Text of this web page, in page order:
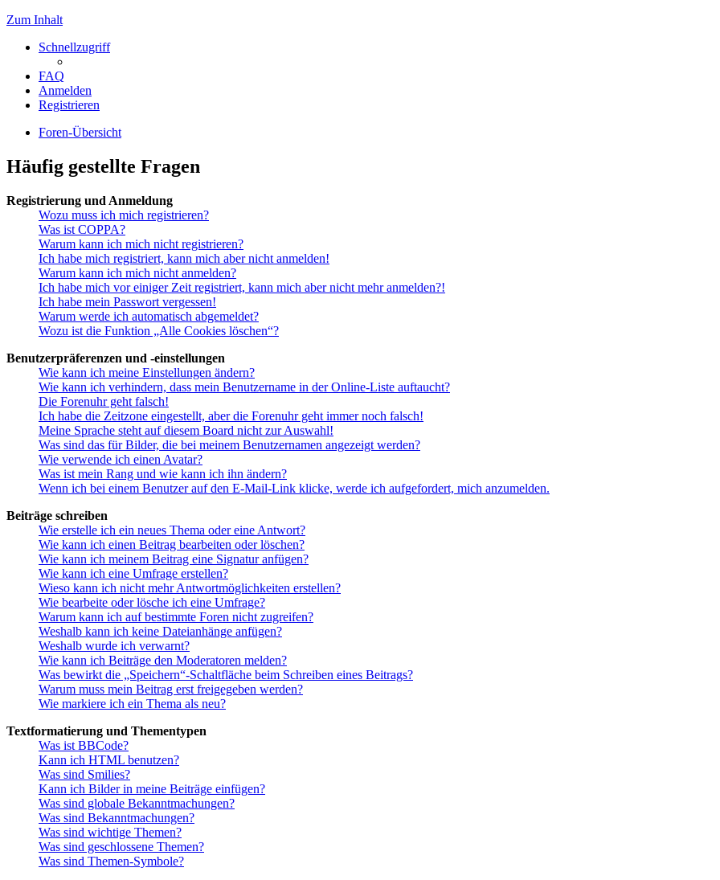
Zum Inhalt
Schnellzugriff
FAQ
Anmelden
Registrieren
Foren-Übersicht
Häufig gestellte Fragen
Registrierung und Anmeldung
Wozu muss ich mich registrieren?
Was ist COPPA?
Warum kann ich mich nicht registrieren?
Ich habe mich registriert, kann mich aber nicht anmelden!
Warum kann ich mich nicht anmelden?
Ich habe mich vor einiger Zeit registriert, kann mich aber nicht mehr anmelden?!
Ich habe mein Passwort vergessen!
Warum werde ich automatisch abgemeldet?
Wozu ist die Funktion „Alle Cookies löschen“?
Benutzerpräferenzen und -einstellungen
Wie kann ich meine Einstellungen ändern?
Wie kann ich verhindern, dass mein Benutzername in der Online-Liste auftaucht?
Die Forenuhr geht falsch!
Ich habe die Zeitzone eingestellt, aber die Forenuhr geht immer noch falsch!
Meine Sprache steht auf diesem Board nicht zur Auswahl!
Was sind das für Bilder, die bei meinem Benutzernamen angezeigt werden?
Wie verwende ich einen Avatar?
Was ist mein Rang und wie kann ich ihn ändern?
Wenn ich bei einem Benutzer auf den E-Mail-Link klicke, werde ich aufgefordert, mich anzumelden.
Beiträge schreiben
Wie erstelle ich ein neues Thema oder eine Antwort?
Wie kann ich einen Beitrag bearbeiten oder löschen?
Wie kann ich meinem Beitrag eine Signatur anfügen?
Wie kann ich eine Umfrage erstellen?
Wieso kann ich nicht mehr Antwortmöglichkeiten erstellen?
Wie bearbeite oder lösche ich eine Umfrage?
Warum kann ich auf bestimmte Foren nicht zugreifen?
Weshalb kann ich keine Dateianhänge anfügen?
Weshalb wurde ich verwarnt?
Wie kann ich Beiträge den Moderatoren melden?
Was bewirkt die „Speichern“-Schaltfläche beim Schreiben eines Beitrags?
Warum muss mein Beitrag erst freigegeben werden?
Wie markiere ich ein Thema als neu?
Textformatierung und Thementypen
Was ist BBCode?
Kann ich HTML benutzen?
Was sind Smilies?
Kann ich Bilder in meine Beiträge einfügen?
Was sind globale Bekanntmachungen?
Was sind Bekanntmachungen?
Was sind wichtige Themen?
Was sind geschlossene Themen?
Was sind Themen-Symbole?